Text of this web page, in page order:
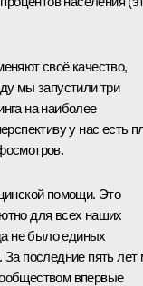
своё качество,
мы запустили три
на наиболее
у нас есть
помощи. Это
для всех наших
не было единых
За последние пять
впервые